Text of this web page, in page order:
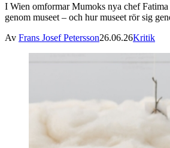
I Wien omformar Mumoks nya chef
genom museet – och hur museet rör sig
Av Frans Josef Petersson26.06.26Kritik